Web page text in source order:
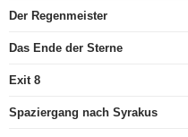
Der Regenmeister
Das Ende der Sterne
Exit 8
Spaziergang nach Syrakus